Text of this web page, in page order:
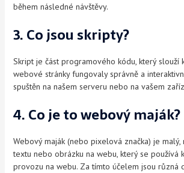
během následné návštěvy.
3. Co jsou skripty?
Skript je část programového kódu, který slouží
webové stránky fungovaly správně a
spuštěn na našem serveru nebo na vašem
4. Co je to webový maják?
Webový maják (nebo pixelová značka) je malý,
textu nebo obrázku na webu, který se používá
provozu na webu. Za tímto účelem jsou různá